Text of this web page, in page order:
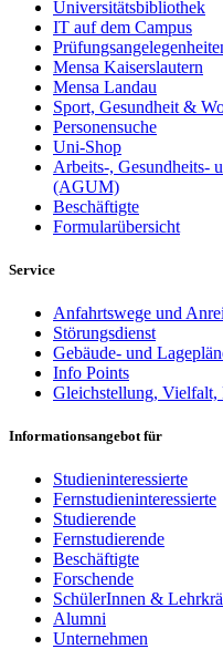
Universitätsbibliothek
IT auf dem Campus
Mensa Kaiserslautern
Mensa Landau
Sport, Gesundheit &
Personensuche
Uni-Shop
Arbeits-, Gesundheits-
(AGUM)
Beschäftigte
Formularübersicht
Service
Anfahrtswege und
Störungsdienst
Gebäude- und
Info Points
Gleichstellung, Vielfalt,
Informationsangebot für
Studieninteressierte
Fernstudieninteressierte
Studierende
Fernstudierende
Beschäftigte
Forschende
SchülerInnen &
Alumni
Unternehmen